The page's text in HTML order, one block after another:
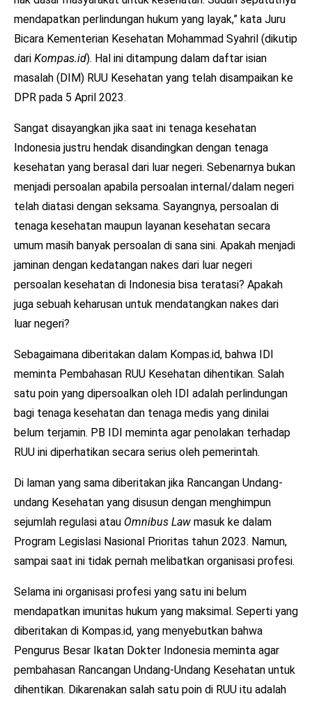
mendapatkan perlindungan hukum yang layak,” kata Juru
Bicara Kementerian Kesehatan Mohammad Syahril (dikutip
dari Kompas.id). Hal ini ditampung dalam daftar isian
masalah (DIM) RUU Kesehatan yang telah disampaikan ke
DPR pada 5 April 2023.
Sangat disayangkan jika saat ini tenaga kesehatan
Indonesia justru hendak disandingkan dengan tenaga
kesehatan yang berasal dari luar negeri. Sebenarnya bukan
menjadi persoalan apabila persoalan internal/dalam negeri
telah diatasi dengan seksama. Sayangnya, persoalan di
tenaga kesehatan maupun layanan kesehatan secara
umum masih banyak persoalan di sana sini. Apakah menjadi
jaminan dengan kedatangan nakes dari luar negeri
persoalan kesehatan di Indonesia bisa teratasi? Apakah
juga sebuah keharusan untuk mendatangkan nakes dari
luar negeri?
Sebagaimana diberitakan dalam Kompas.id, bahwa IDI
meminta Pembahasan RUU Kesehatan dihentikan. Salah
satu poin yang dipersoalkan oleh IDI adalah perlindungan
bagi tenaga kesehatan dan tenaga medis yang dinilai
belum terjamin. PB IDI meminta agar penolakan terhadap
RUU ini diperhatikan secara serius oleh pemerintah.
Di laman yang sama diberitakan jika Rancangan Undang-
undang Kesehatan yang disusun dengan menghimpun
sejumlah regulasi atau Omnibus Law masuk ke dalam
Program Legislasi Nasional Prioritas tahun 2023. Namun,
sampai saat ini tidak pernah melibatkan organisasi profesi.
Selama ini organisasi profesi yang satu ini belum
mendapatkan imunitas hukum yang maksimal. Seperti yang
diberitakan di Kompas.id, yang menyebutkan bahwa
Pengurus Besar Ikatan Dokter Indonesia meminta agar
pembahasan Rancangan Undang-Undang Kesehatan untuk
dihentikan. Dikarenakan salah satu poin di RUU itu adalah